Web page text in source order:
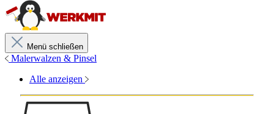
Menü schließen
Malerwalzen & Pinsel
Alle anzeigen